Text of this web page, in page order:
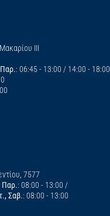
ΙΙΙ
: 06:45 - 13:00 / 14:00 - 18:00
7577
Παρ.: 08:00 - 13:00 /
Σαβ.: 08:00 - 13:00